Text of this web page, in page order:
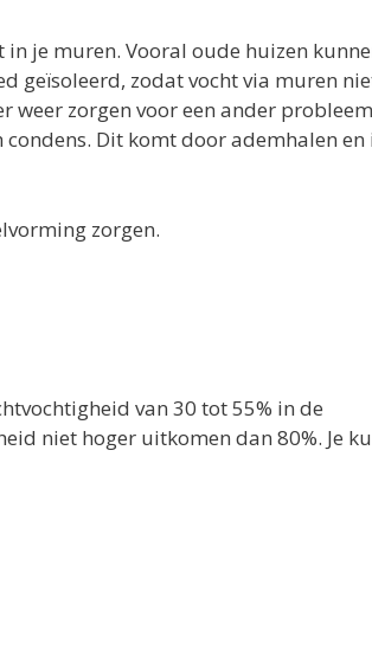
je muren. Vooral oude huizen
geïsoleerd, zodat vocht via muren
weer zorgen voor een ander
Dit komt door ademhalen en
zorgen.
van 30 tot 55% in de
niet hoger uitkomen dan 80%. Je